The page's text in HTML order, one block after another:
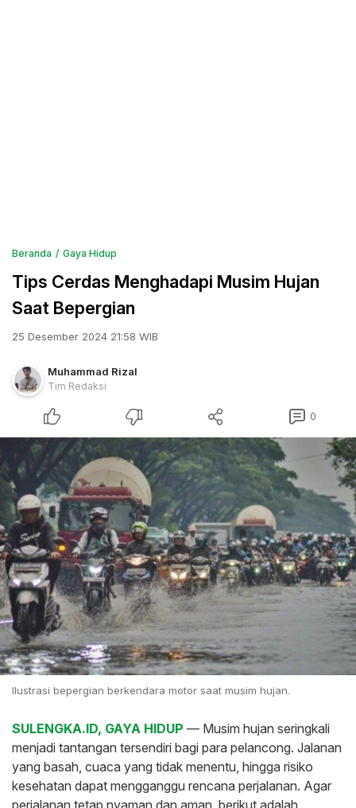
Beranda Gaya Hidup
Tips Cerdas Menghadapi Musim Hujan
Saat Bepergian
25 Desember 2024 21:58 WIB
Muhammad Rizal
Tim Redaksi
0
Ilustrasi bepergian berkendara motor saat musim hujan.
SULENGKA.ID, GAYA HIDUP — Musim hujan seringkali
menjadi tantangan tersendiri bagi para pelancong. Jalanan
yang basah, cuaca yang tidak menentu, hingga risiko
kesehatan dapat mengganggu rencana perjalanan. Agar
perjalanan tetap nyaman dan aman, berikut adalah